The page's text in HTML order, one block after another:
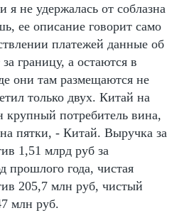
не удержалась от соблазна
ее описание говорит само
платежей данные об
границу, а остаются в
они там размещаются не
только двух. Китай на
крупный потребитель вина,
пятки, - Китай. Выручка за
1,51 млрд руб за
прошлого года, чистая
205,7 млн руб, чистый
млн руб.